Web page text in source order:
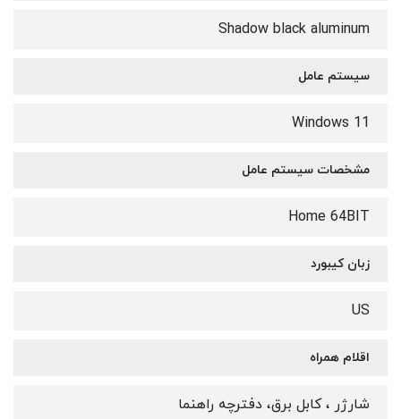
Shadow black aluminum
سیستم عامل
Windows 11
مشخصات سیستم عامل
Home 64BIT
زبان کیبورد
US
اقلام همراه
شارژر ، کابل برق، دفترچه راهنما